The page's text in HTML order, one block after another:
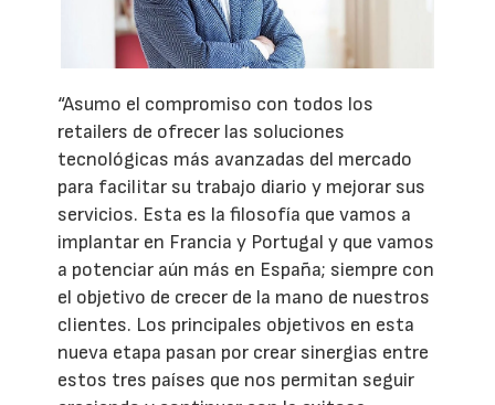
“Asumo el compromiso con todos los
retailers de ofrecer las soluciones
tecnológicas más avanzadas del mercado
para facilitar su trabajo diario y mejorar sus
servicios. Esta es la filosofía que vamos a
implantar en Francia y Portugal y que vamos
a potenciar aún más en España; siempre con
el objetivo de crecer de la mano de nuestros
clientes. Los principales objetivos en esta
nueva etapa pasan por crear sinergias entre
estos tres países que nos permitan seguir